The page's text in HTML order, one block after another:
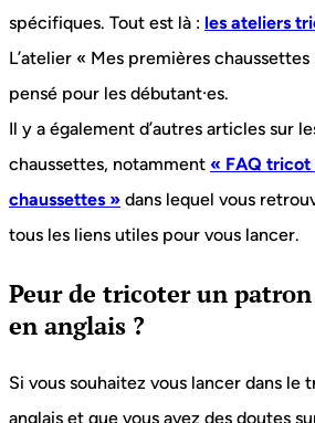
spécifiques. Tout est là : les ateliers
L’atelier « Mes premières chaussettes
pensé pour les débutant·es.
Il y a également d’autres articles sur
chaussettes, notamment « FAQ tricot
chaussettes » dans lequel vous
tous les liens utiles pour vous lancer.
Peur de tricoter un
en anglais ?
Si vous souhaitez vous lancer dans le
anglais et que vous avez des doutes